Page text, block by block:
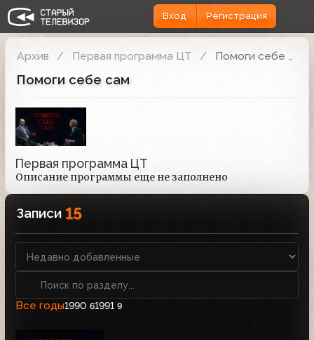
Вход Регистрация
Архив Первая программа ЦТ Помоги себе сам
Помоги себе сам
Первая программа ЦТ
Описание программы еще не заполнено
Записи 15
Все годы1990 61991 9